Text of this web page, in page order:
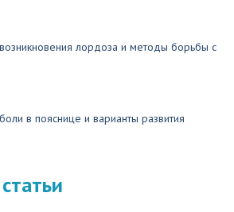
лордоза и методы борьбы с
в пояснице и варианты развития